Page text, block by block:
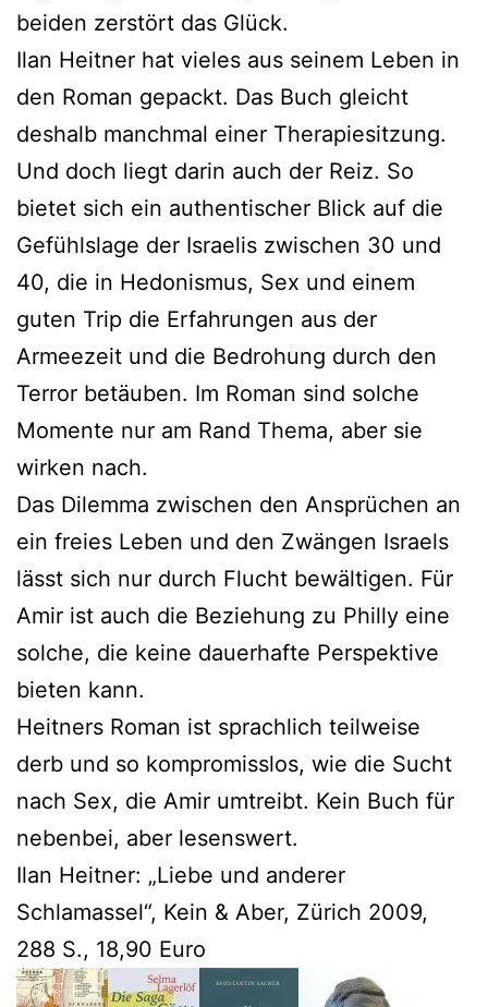
beiden zerstört das Glück.
Ilan Heitner hat vieles aus seinem Leben in
den Roman gepackt. Das Buch gleicht
deshalb manchmal einer Therapiesitzung.
Und doch liegt darin auch der Reiz. So
bietet sich ein authentischer Blick auf die
Gefühlslage der Israelis zwischen 30 und
40, die in Hedonismus, Sex und einem
guten Trip die Erfahrungen aus der
Armeezeit und die Bedrohung durch den
Terror betäuben. Im Roman sind solche
Momente nur am Rand Thema, aber sie
wirken nach.
Das Dilemma zwischen den Ansprüchen an
ein freies Leben und den Zwängen Israels
lässt sich nur durch Flucht bewältigen. Für
Amir ist auch die Beziehung zu Philly eine
solche, die keine dauerhafte Perspektive
bieten kann.
Heitners Roman ist sprachlich teilweise
derb und so kompromisslos, wie die Sucht
nach Sex, die Amir umtreibt. Kein Buch für
nebenbei, aber lesenswert.
Ilan Heitner: „Liebe und anderer
Schlamassel“, Kein & Aber, Zürich 2009,
288 S., 18,90 Euro